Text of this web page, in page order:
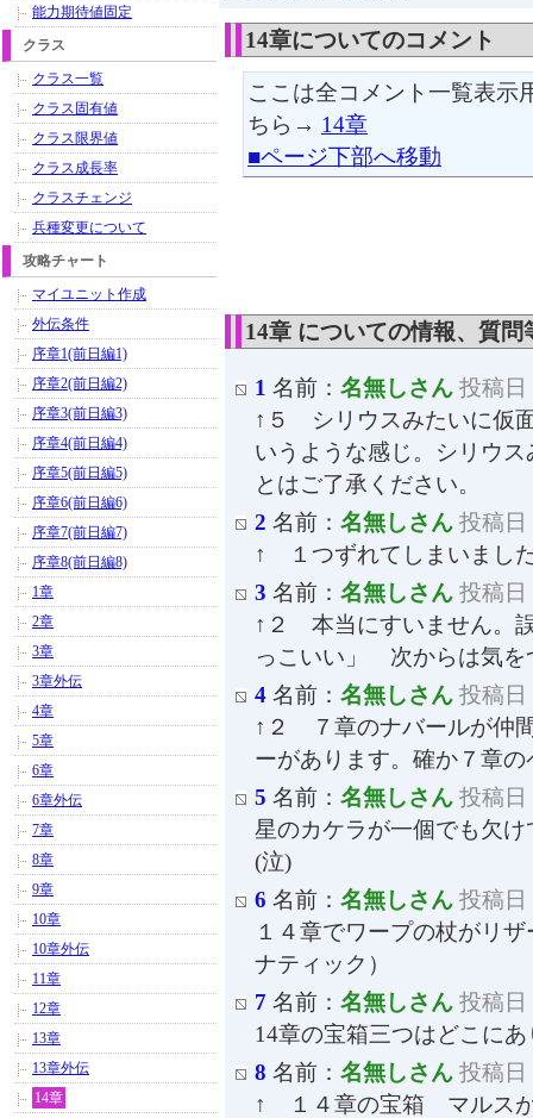
14章についてのコメント
ここは全コメント一覧表示
ちら→ 14章
■ページ下部へ移動
14章 についての情報、質問
1 名前： 名無しさん 投稿日
↑５ シリウスみたいに仮
いうような感じ。シリウ
とはご了承ください。
2 名前： 名無しさん 投稿日
↑ １つずれてしまいまし
3 名前： 名無しさん 投稿日
↑２ 本当にすいません。
っこいい」 次からは気
4 名前： 名無しさん 投稿日
↑２ ７章のナバールが仲
ーがあります。確か７章
5 名前： 名無しさん 投稿日
星のカケラが一個でも欠
(泣)
6 名前： 名無しさん 投稿日
１４章でワープの杖がリ
ナティック）
7 名前： 名無しさん 投稿日
14章の宝箱三つはどこに
8 名前： 名無しさん 投稿日
↑ １４章の宝箱 マルスが
能力期待値固定
クラス
クラス一覧
クラス固有値
クラス限界値
クラス成長率
クラスチェンジ
兵種変更について
攻略チャート
マイユニット作成
外伝条件
序章1(前日編1)
序章2(前日編2)
序章3(前日編3)
序章4(前日編4)
序章5(前日編5)
序章6(前日編6)
序章7(前日編7)
序章8(前日編8)
1章
2章
3章
3章外伝
4章
5章
6章
6章外伝
7章
8章
9章
10章
10章外伝
11章
12章
13章
13章外伝
14章